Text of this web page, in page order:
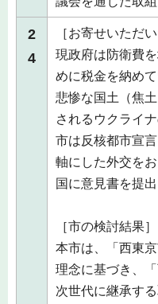
2
4
［お寄せいただ
現政府は防衛費
めに税金を納め
悲惨な国土（焦
されるウクライ
市は反核都市宣
軸にした外交を
国に意見書を提
［市の検討結果］
本市は、「西東
理念に基づき、
次世代に継承す